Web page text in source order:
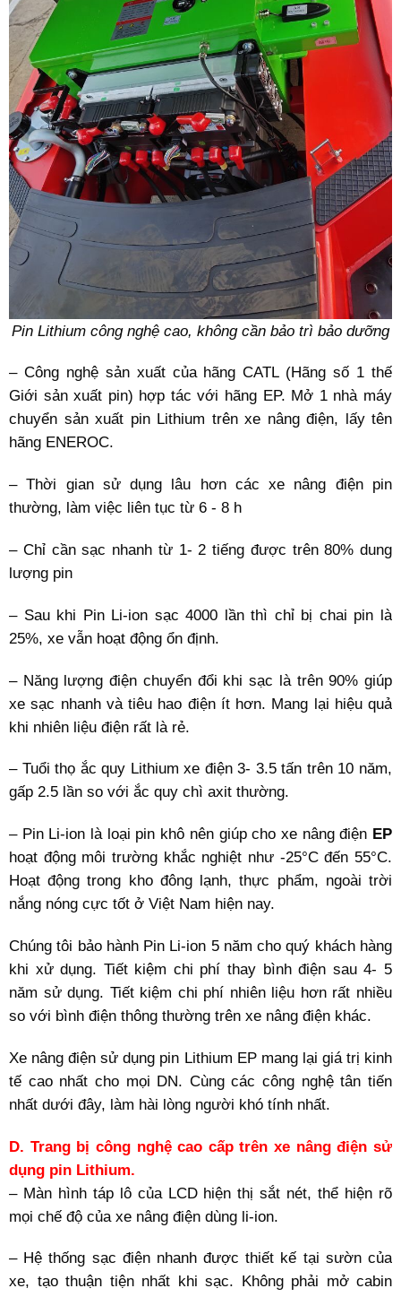
Pin Lithium công nghệ cao, không cần bảo trì bảo dưỡng
– Công nghệ sản xuất của hãng CATL (Hãng số 1 thế
Giới sản xuất pin) hợp tác với hãng EP. Mở 1 nhà máy
chuyển sản xuất pin Lithium trên xe nâng điện, lấy tên
hãng ENEROC.
– Thời gian sử dụng lâu hơn các xe nâng điện pin
thường, làm việc liên tục từ 6 - 8 h
– Chỉ cần sạc nhanh từ 1- 2 tiếng được trên 80% dung
lượng pin
– Sau khi Pin Li-ion sạc 4000 lần thì chỉ bị chai pin là
25%, xe vẫn hoạt động ổn định.
– Năng lượng điện chuyển đổi khi sạc là trên 90% giúp
xe sạc nhanh và tiêu hao điện ít hơn. Mang lại hiệu quả
khi nhiên liệu điện rất là rẻ.
– Tuổi thọ ắc quy Lithium xe điện 3- 3.5 tấn trên 10 năm,
gấp 2.5 lần so với ắc quy chì axit thường.
– Pin Li-ion là loại pin khô nên giúp cho xe nâng điện EP
hoạt động môi trường khắc nghiệt như -25°C đến 55°C.
Hoạt động trong kho đông lạnh, thực phẩm, ngoài trời
nắng nóng cực tốt ở Việt Nam hiện nay.
Chúng tôi bảo hành Pin Li-ion 5 năm cho quý khách hàng
khi xử dụng. Tiết kiệm chi phí thay bình điện sau 4- 5
năm sử dụng. Tiết kiệm chi phí nhiên liệu hơn rất nhiều
so với bình điện thông thường trên xe nâng điện khác.
Xe nâng điện sử dụng pin Lithium EP mang lại giá trị kinh
tế cao nhất cho mọi DN. Cùng các công nghệ tân tiến
nhất dưới đây, làm hài lòng người khó tính nhất.
D. Trang bị công nghệ cao cấp trên xe nâng điện sử
dụng pin Lithium.
– Màn hình táp lô của LCD hiện thị sắt nét, thể hiện rõ
mọi chế độ của xe nâng điện dùng li-ion.
– Hệ thống sạc điện nhanh được thiết kế tại sườn của
xe, tạo thuận tiện nhất khi sạc. Không phải mở cabin